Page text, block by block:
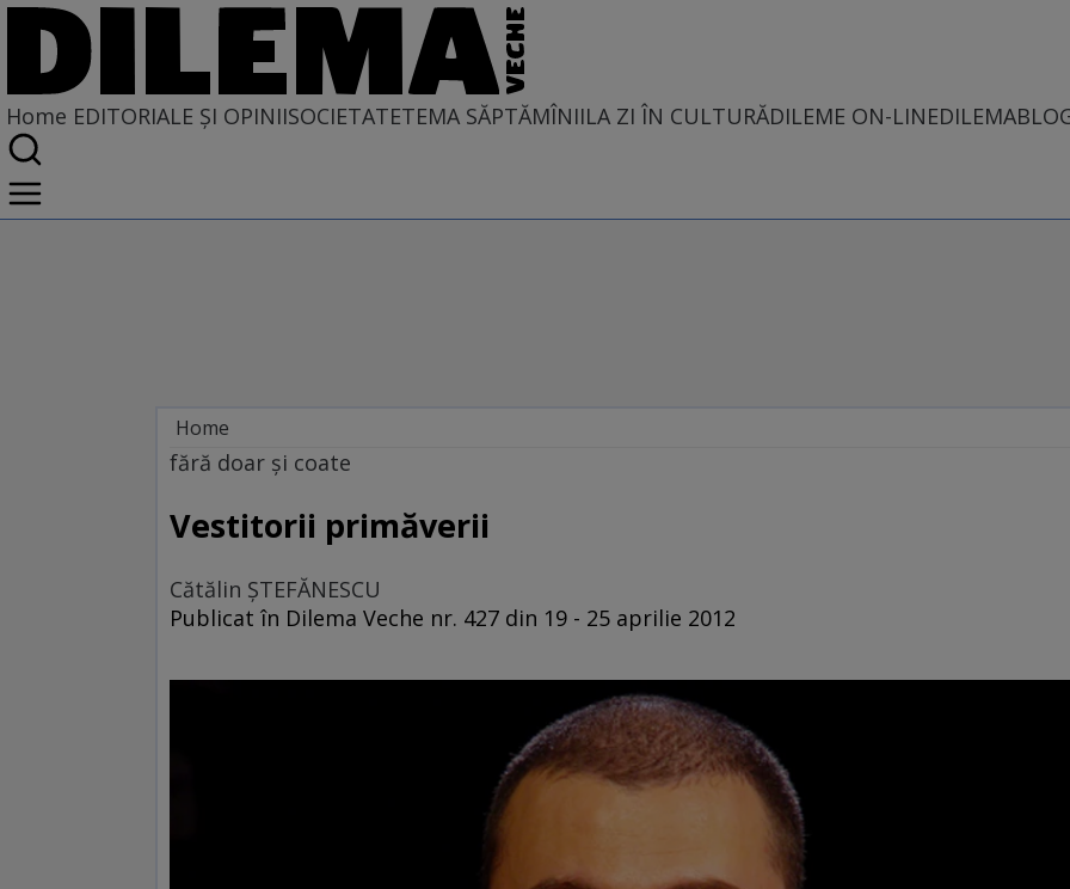
Home EDITORIALE ȘI OPINIISOCIETATETEMA SĂPTĂMÎNIILA ZI ÎN CULTURĂDILEME ON-LINE
Home
EDITORIALE ȘI OPINII
TÎLC SHOW
fără doar şi coate
Vestitorii primăverii
Cătălin ŞTEFĂNESCU
Publicat în Dilema Veche nr. 427 din 19 - 25 aprilie 2012